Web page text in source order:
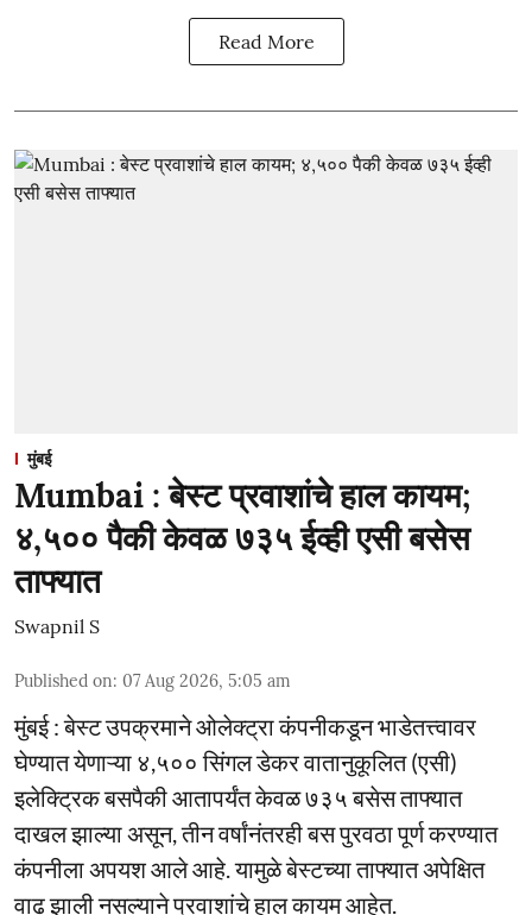
Read More
मुंबई
Mumbai : बेस्ट प्रवाशांचे हाल कायम;
४,५०० पैकी केवळ ७३५ ईव्ही एसी बसेस
ताफ्यात
Swapnil S
Published on: 07 Aug 2026, 5:05 am
मुंबई : बेस्ट उपक्रमाने ओलेक्ट्रा कंपनीकडून भाडेतत्त्वावर
घेण्यात येणाऱ्या ४,५०० सिंगल डेकर वातानुकूलित (एसी)
इलेक्ट्रिक बसपैकी आतापर्यंत केवळ ७३५ बसेस ताफ्यात
दाखल झाल्या असून, तीन वर्षांनंतरही बस पुरवठा पूर्ण करण्यात
कंपनीला अपयश आले आहे. यामुळे बेस्टच्या ताफ्यात अपेक्षित
वाढ झाली नसल्याने प्रवाशांचे हाल कायम आहेत.